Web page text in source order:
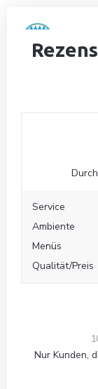
Service
Ambiente
Menüs
Qualität/Preis
Nur Kunden,